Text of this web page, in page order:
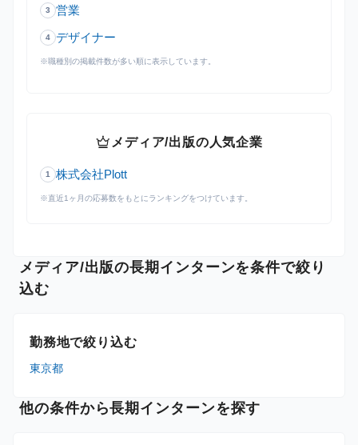
3 営業
4 デザイナー
※職種別の掲載件数が多い順に表示しています。
crown メディア/出版の人気企業
1 株式会社Plott
※直近1ヶ月の応募数をもとにランキングをつけています。
メディア/出版の長期インターンを条件で絞り
込む
勤務地で絞り込む
東京都
他の条件から長期インターンを探す